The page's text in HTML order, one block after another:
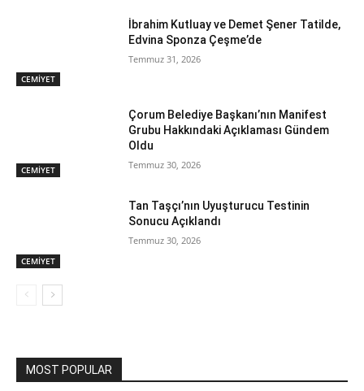
CEMİYET
İbrahim Kutluay ve Demet Şener Tatilde,
Edvina Sponza Çeşme’de
Temmuz 31, 2026
CEMİYET
Çorum Belediye Başkanı’nın Manifest
Grubu Hakkındaki Açıklaması Gündem
Oldu
Temmuz 30, 2026
CEMİYET
Tan Taşçı’nın Uyuşturucu Testinin
Sonucu Açıklandı
Temmuz 30, 2026
MOST POPULAR